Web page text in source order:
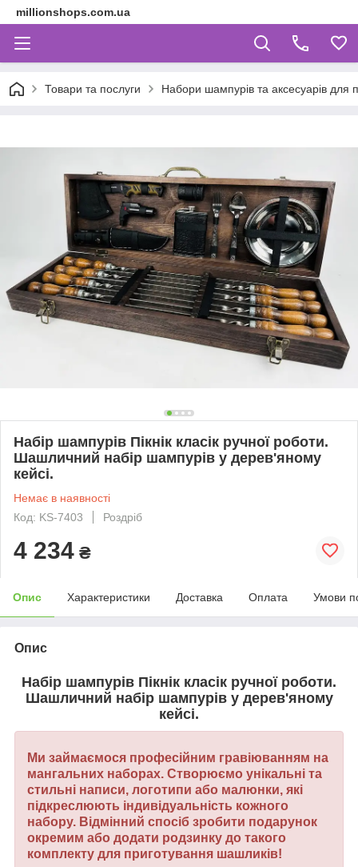
millionshops.com.ua
Товари та послуги Набори шампурів та аксесуарів для
Набір шампурів Пікнік класік ручної роботи.
Шашличний набір шампурів у дерев'яному
кейсі.
Немає в наявності
Код: KS-7403
Роздріб
4 234 ₴
Опис Характеристики Доставка Оплата Умови
Опис
Набір шампурів Пікнік класік ручної роботи.
Шашличний набір шампурів у дерев'яному
кейсі.
Ми займаємося професійним гравіюванням на
мангальних наборах. Створюємо унікальні та
стильні написи, логотипи або малюнки, які
підкреслюють індивідуальність кожного
набору. Відмінний спосіб зробити подарунок
окремим або додати родзинку до такого
комплекту для приготування шашликів!